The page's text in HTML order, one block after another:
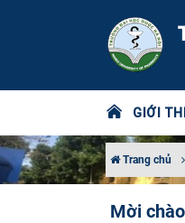
GIỚI
Trang chủ
Mời